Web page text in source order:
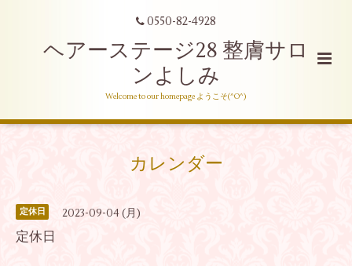
0550-82-4928
ヘアーステージ28 整膚サロ
ンよしみ
Welcome to our homepage ようこそ(^O^)
カレンダー
定休日 2023-09-04 (月)
定休日